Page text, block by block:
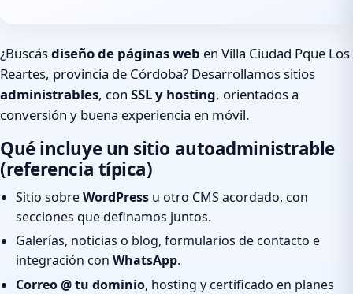
¿Buscásdiseño de páginas web en Villa Ciudad Pque Los
Reartes, provincia de Córdoba? Desarrollamos sitios
administrables, con SSL y hosting, orientados a
conversión y buena experiencia en móvil.
Qué incluye un sitio autoadministrable
(referencia típica)
Sitio sobreWordPress u otro CMS acordado, con
secciones que definamos juntos.
Galerías, noticias o blog, formularios de contacto e
integración con WhatsApp.
Correo @ tu dominio, hosting y certificado en planes